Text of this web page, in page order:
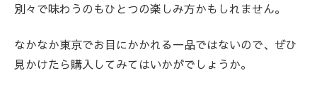
別々で味わうのもひとつの楽しみ方かもしれません。
なかなか東京でお目にかかれる一品ではないので、ぜひ
見かけたら購入してみてはいかがでしょうか。